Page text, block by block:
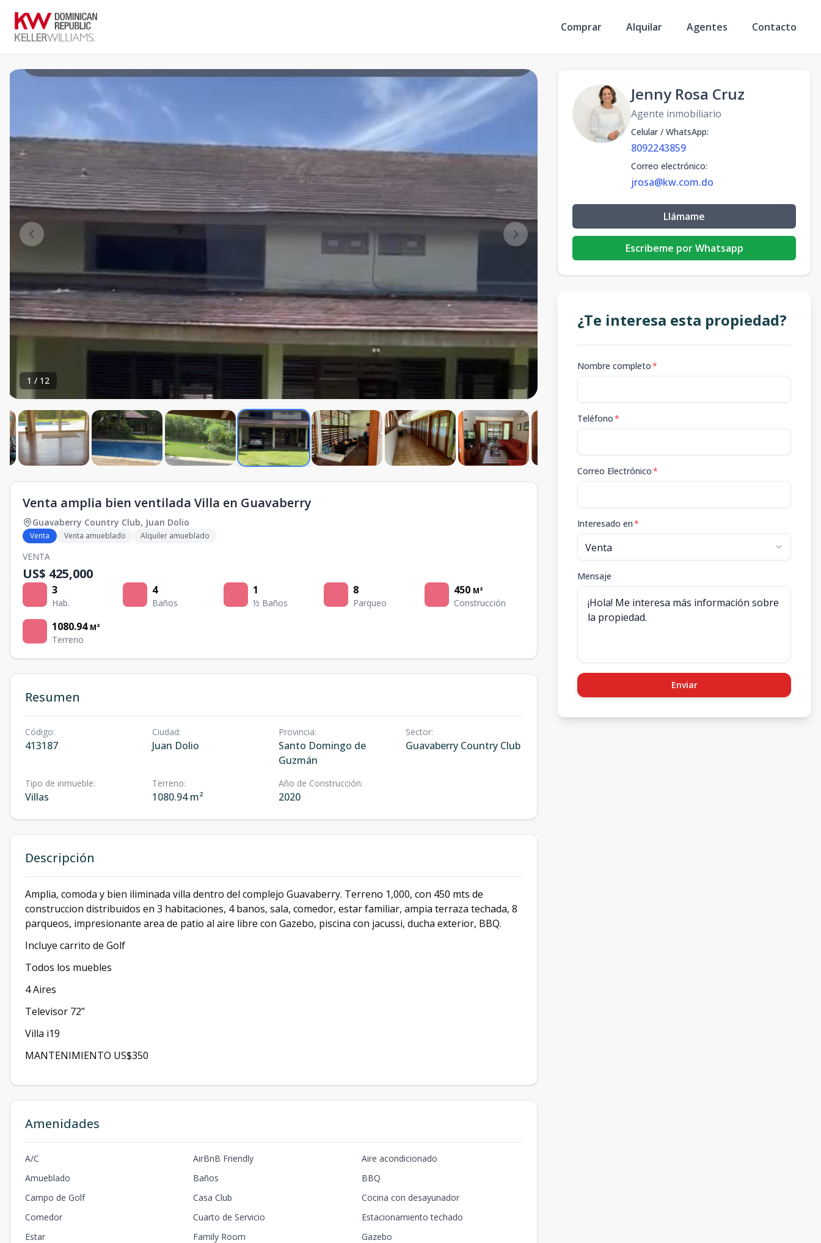
Comprar Alquilar Agentes Contacto
1 / 12
Venta amplia bien ventilada Villa en Guavaberry
Guavaberry Country Club, Juan Dolio
Venta Venta amueblado Alquiler amueblado
VENTA
US$ 425,000
3
Hab.
4
Baños
1
½ Baños
8
Parqueo
450 M²
Construcción
1080.94 M²
Terreno
Resumen
Código:
413187
Ciudad:
Juan Dolio
Provincia:
Santo Domingo de
Guzmán
Sector:
Guavaberry Country Club
Tipo de inmueble:
Villas
Terreno:
1080.94 m²
Año de Construcción:
2020
Descripción
Amplia, comoda y bien iliminada villa dentro del complejo Guavaberry. Terreno 1,000, con 450 mts de
construccion distribuidos en 3 habitaciones, 4 banos, sala, comedor, estar familiar, ampia terraza techada, 8
parqueos, impresionante area de patio al aire libre con Gazebo, piscina con jacussi, ducha exterior, BBQ.
Incluye carrito de Golf
Todos los muebles
4 Aires
Televisor 72”
Villa i19
MANTENIMIENTO US$350
Amenidades
A/C AirBnB Friendly
Aire acondicionado
Amueblado
Baños
BBQ
Campo de Golf
Casa Club
Cocina con desayunador
Comedor
Cuarto de Servicio
Estacionamiento techado
Estar
Family Room
Gazebo
Jenny Rosa Cruz
Agente inmobiliario
Celular / WhatsApp:
8092243859
Correo electrónico:
jrosa@kw.com.do
Llámame
Escribeme por Whatsapp
¿Te interesa esta propiedad?
Nombre completo*
Teléfono*
Correo Electrónico*
Interesado en*
Mensaje
Enviar